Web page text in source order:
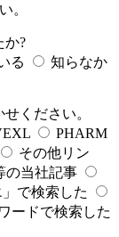
。
か?
る
知らなか
ください。
PHARM
その他リン
の当社記事
」で検索した
ードで検索した